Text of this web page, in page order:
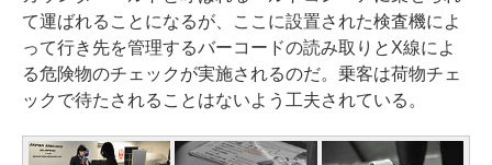
て運ばれることになるが、ここに設置された検査機によ
って行き先を管理するバーコードの読み取りとX線によ
る危険物のチェックが実施されるのだ。乗客は荷物チェ
ックで待たされることはないよう工夫されている。